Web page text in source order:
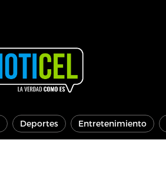
Deportes Entretenimiento